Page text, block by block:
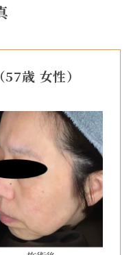
歳 女性）